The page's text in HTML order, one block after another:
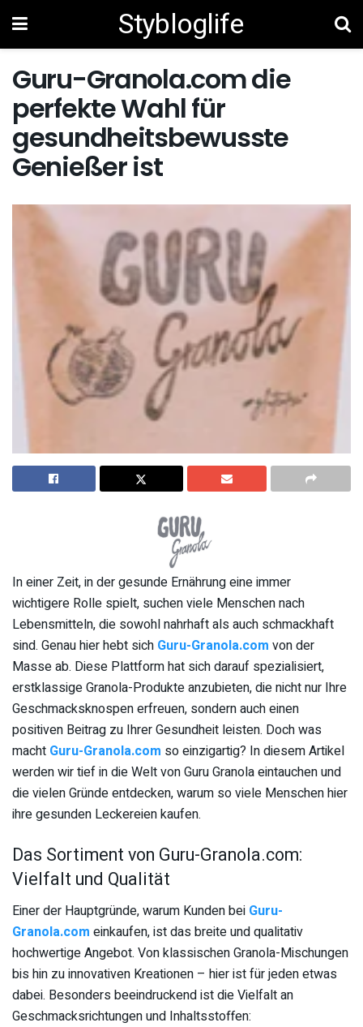
Stybloglife
Guru-Granola.com die
perfekte Wahl für
gesundheitsbewusste
Genießer ist
In einer Zeit, in der gesunde Ernährung eine immer
wichtigere Rolle spielt, suchen viele Menschen nach
Lebensmitteln, die sowohl nahrhaft als auch schmackhaft
sind. Genau hier hebt sich Guru-Granola.com von der
Masse ab. Diese Plattform hat sich darauf spezialisiert,
erstklassige Granola-Produkte anzubieten, die nicht nur Ihre
Geschmacksknospen erfreuen, sondern auch einen
positiven Beitrag zu Ihrer Gesundheit leisten. Doch was
macht Guru-Granola.com so einzigartig? In diesem Artikel
werden wir tief in die Welt von Guru Granola eintauchen und
die vielen Gründe entdecken, warum so viele Menschen hier
ihre gesunden Leckereien kaufen.
Das Sortiment von Guru-Granola.com:
Vielfalt und Qualität
Einer der Hauptgründe, warum Kunden bei Guru-
Granola.com einkaufen, ist das breite und qualitativ
hochwertige Angebot. Von klassischen Granola-Mischungen
bis hin zu innovativen Kreationen – hier ist für jeden etwas
dabei. Besonders beeindruckend ist die Vielfalt an
Geschmacksrichtungen und Inhaltsstoffen: